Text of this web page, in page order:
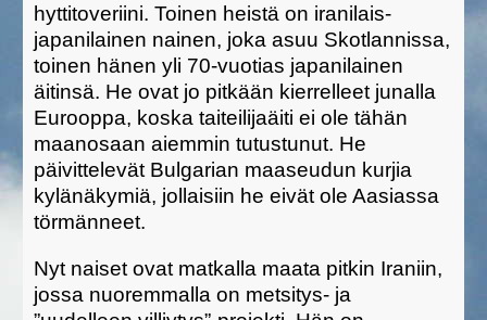
hyttitoveriini. Toinen heistä on iranilais-
japanilainen nainen, joka asuu Skotlannissa,
toinen hänen yli 70-vuotias japanilainen
äitinsä. He ovat jo pitkään kierrelleet junalla
Eurooppa, koska taiteilijaäiti ei ole tähän
maanosaan aiemmin tutustunut. He
päivittelevät Bulgarian maaseudun kurjia
kylänäkymiä, jollaisiin he eivät ole Aasiassa
törmänneet.
Nyt naiset ovat matkalla maata pitkin Iraniin,
jossa nuoremmalla on metsitys- ja